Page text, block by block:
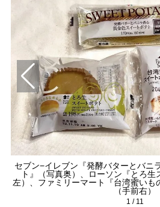
セブン−イレブン『発酵バターとバニ
ト』（写真奥）、ローソン『とろ
左）、ファミリーマート『台湾蜜いも
（手前右）
1 / 11